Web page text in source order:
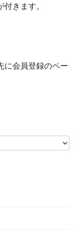
きます。
に会員登録のペー